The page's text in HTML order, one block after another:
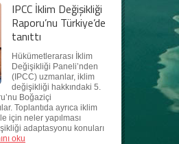
IPCC İklim Değişikliği
Raporu’nu Türkiye’de
tanıttı
Hükümetlerarası İklim
Değişikliği Paneli’nden
(IPCC) uzmanlar, iklim
değişikliği hakkındaki 5.
Boğaziçi
Toplantıda ayrıca iklim
için neler yapılması
adaptasyonu konuları
oku